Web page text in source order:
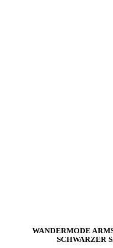
WANDERMODE
SCHWARZER